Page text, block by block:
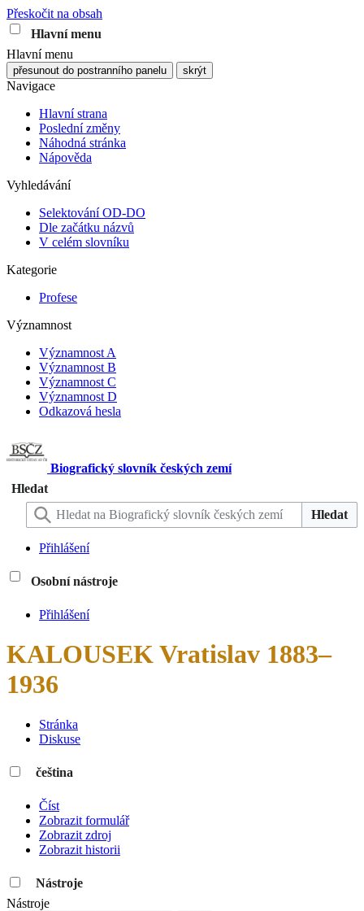
Přeskočit na obsah
Hlavní menu
Hlavní menu
přesunout do postranního panelu skrýt
Navigace
Hlavní strana
Poslední změny
Náhodná stránka
Nápověda
Vyhledávání
Selektování OD-DO
Dle začátku názvů
V celém slovníku
Kategorie
Profese
Významnost
Významnost A
Významnost B
Významnost C
Významnost D
Odkazová hesla
Biografický slovník českých zemí
Hledat
Hledat
Přihlášení
Osobní nástroje
Přihlášení
KALOUSEK Vratislav 1883–
1936
Stránka
Diskuse
čeština
Číst
Zobrazit formulář
Zobrazit zdroj
Zobrazit historii
Nástroje
Nástroje